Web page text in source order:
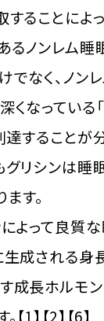
ることによ
るノンレム
でなく、ノン
くなっている
することが
グリシンは睡
す。
によって良質
生成される身
成長ホルモ
1】【2】【6】